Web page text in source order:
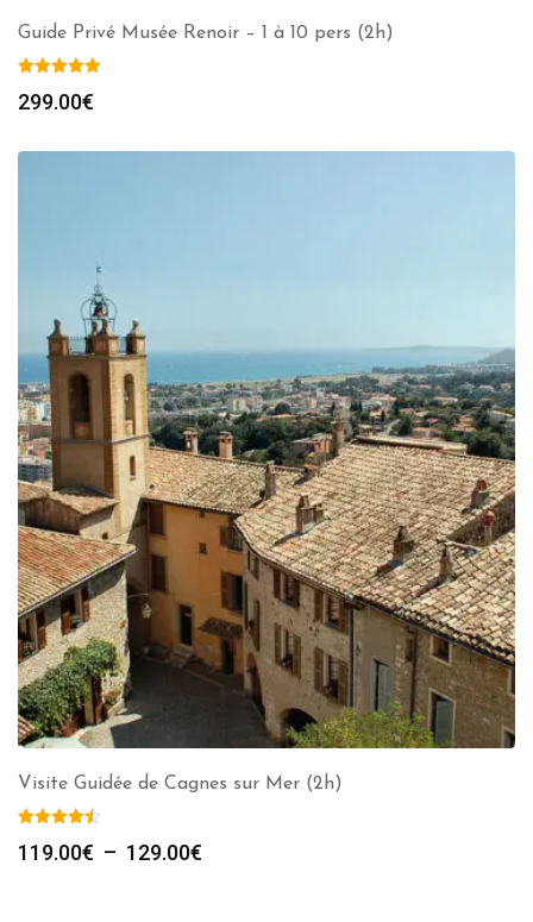
Guide Privé Musée Renoir – 1 à 10 pers (2h)
299.00€
Visite Guidée de Cagnes sur Mer (2h)
119.00€ – 129.00€